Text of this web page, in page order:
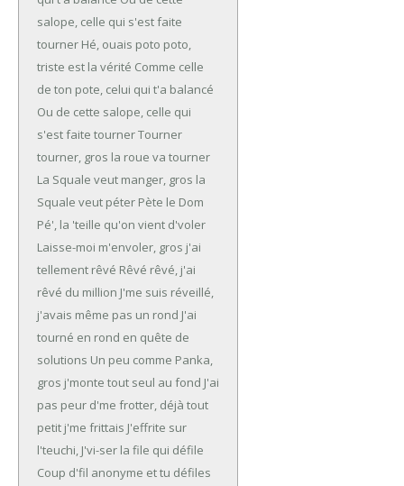
salope, celle qui s'est faite
tourner Hé, ouais poto poto,
triste est la vérité Comme celle
de ton pote, celui qui t'a balancé
Ou de cette salope, celle qui
s'est faite tournerTourner
tourner, gros la roue va tourner
La Squale veut manger, gros la
Squale veut péter Pète le Dom
Pé', la 'teille qu'on vient d'voler
Laisse-moi m'envoler, gros j'ai
tellement rêvé Rêvé rêvé, j'ai
rêvé du million J'me suis réveillé,
j'avais même pas un rond J'ai
tourné en rond en quête de
solutions Un peu comme Panka,
gros j'monte tout seul au fond J'ai
pas peur d'me frotter, déjà tout
petit j'me frittais J'effrite sur
l'teuchi, J'vi-ser la file qui défile
Coup d'fil anonyme et tu défiles